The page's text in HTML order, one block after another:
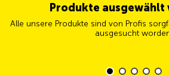
Produkte ausgewählt
Alle unsere Produkte sind von Profis
ausgesucht